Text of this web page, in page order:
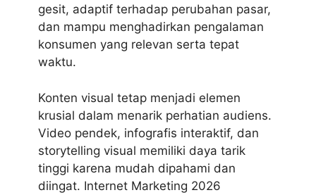
gesit, adaptif terhadap perubahan pasar,
dan mampu menghadirkan pengalaman
konsumen yang relevan serta tepat
waktu.
Konten visual tetap menjadi elemen
krusial dalam menarik perhatian audiens.
Video pendek, infografis interaktif, dan
storytelling visual memiliki daya tarik
tinggi karena mudah dipahami dan
diingat. Internet Marketing 2026